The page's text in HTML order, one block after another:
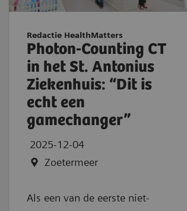
Redactie HealthMatters
Photon-Counting CT
in het St. Antonius
Ziekenhuis: “Dit is
echt een
gamechanger”
2025-12-04
Zoetermeer
Als een van de eerste niet-